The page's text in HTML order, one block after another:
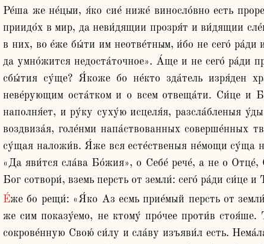
Ре́ша же не́цыи, я́ко сие́ ниже́ виносло́вно есть
приидо́х в мир, да неви́дящии прозря́т и ви́дящии
в них, во е́же бы́ти им неотве́тным, и́бо не сего́
да умно́жится недоста́точное». А́ще и не сего́ ра́ди
сбы́тия су́ще? Я́коже бо не́кто зда́тель изря́ден
неве́рующим оста́тком и о всем отвеща́ти. Си́це и
наполня́ет, и ру́ку суху́ю исцеля́я, разсла́бленыя
воздвиза́я, голе́нми напа́ствованных соверше́нных
су́щая наложи́в. Я́же вся есте́ственыя не́мощи су́ща
«Да яви́тся сла́ва Бо́жия», о Себе́ рече́, а не о Отце́,
Бог сотвори́, вземь персть от земли́: сего́ ра́ди си́це и
Е́же бо рещи́: «Я́ко Аз есмь прие́мый персть от земли́ созда́в челове́ка», же́стоко ви́дящеся бы́ти слы́шащим. Де́лом
же сим показу́емо, не ктому́ про́чее проти́в
сокрове́нную Свою́ си́лу и сла́ву изъяви́л есть.